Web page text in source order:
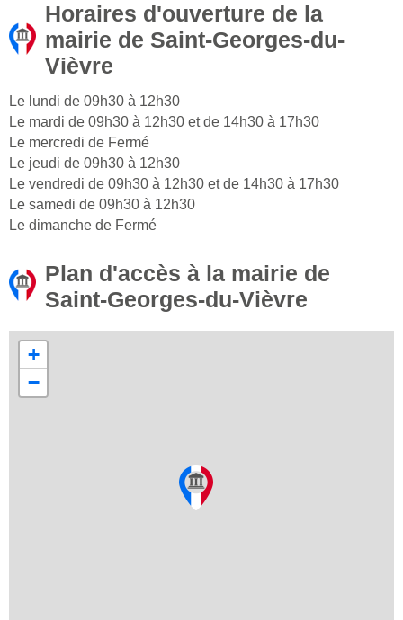
Horaires d'ouverture de la
mairie de Saint-Georges-du-
Vièvre
Le lundi de 09h30 à 12h30
Le mardi de 09h30 à 12h30 et de 14h30 à 17h30
Le mercredi de Fermé
Le jeudi de 09h30 à 12h30
Le vendredi de 09h30 à 12h30 et de 14h30 à 17h30
Le samedi de 09h30 à 12h30
Le dimanche de Fermé
Plan d'accès à la mairie de
Saint-Georges-du-Vièvre
+
−